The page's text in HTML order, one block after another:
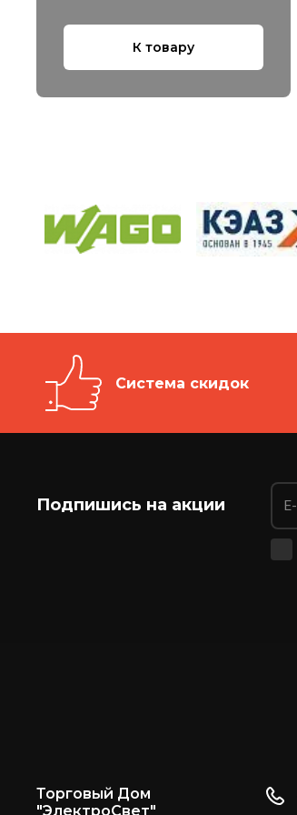
К товару
Система скидок
Подпишись на акции
Торговый Дом
"ЭлектроСвет"